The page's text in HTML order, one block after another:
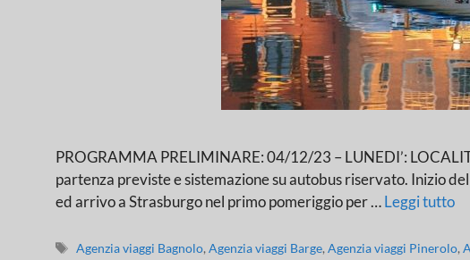
PROGRAMMA PRELIMINARE: 04/12/23 – LUNEDI’:
partenza previste e sistemazione su autobus riservato. Inizio
ed arrivo a Strasburgo nel primo pomeriggio per …Leggi tutto
Agenzia viaggi Bagnolo,Agenzia viaggi Barge,Agenzia viaggi Pinerolo,